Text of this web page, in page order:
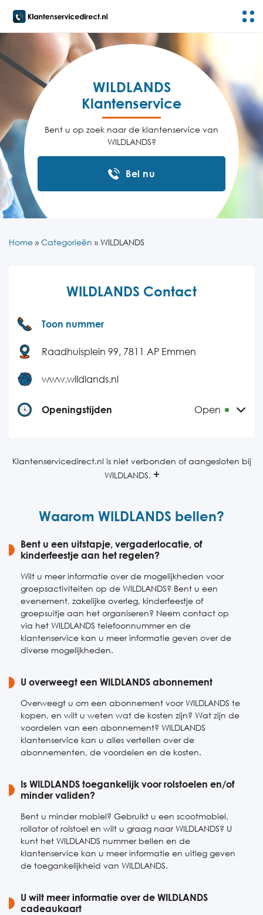
WILDLANDS
Klantenservice
Bent u op zoek naar de klantenservice van
WILDLANDS?
Bel nu
Home » Categorieën » WILDLANDS
WILDLANDS Contact
Toon nummer
Raadhuisplein 99, 7811 AP Emmen
www.wildlands.nl
Openingstijden Open
Dinsdag
10:00-18:00
Vrijdag
10:00-18:00
Zaterdag
10:00-18:00
Klantenservicedirect.nl is niet verbonden of aangesloten bij
WILDLANDS.
Waarom WILDLANDS bellen?
Bent u een uitstapje, vergaderlocatie, of
kinderfeestje aan het regelen?
Wilt u meer informatie over de mogelijkheden voor
groepsactiviteiten op de WILDLANDS? Bent u een
evenement, zakelijke overleg, kinderfeestje of
groepsuitje aan het organiseren? Neem contact op
via het WILDLANDS telefoonnummer en de
klantenservice kan u meer informatie geven over de
diverse mogelijkheden.
U overweegt een WILDLANDS abonnement
Overweegt u om een abonnement voor WILDLANDS te
kopen, en wilt u weten wat de kosten zijn? Wat zijn de
voordelen van een abonnement? WILDLANDS
klantenservice kan u alles vertellen over de
abonnementen, de voordelen en de kosten.
Is WILDLANDS toegankelijk voor rolstoelen en/of
minder validen?
Bent u minder mobiel? Gebruikt u een scootmobiel,
rollator of rolstoel en wilt u graag naar WILDLANDS? U
kunt het WILDLANDS nummer bellen en de
klantenservice kan u meer informatie en uitleg geven
de toegankelijkheid van WILDLANDS.
U wilt meer informatie over de WILDLANDS
cadeaukaart